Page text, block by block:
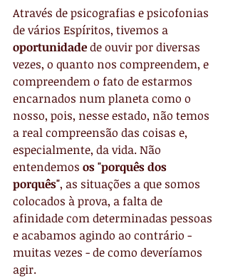
Através de psicografias e psicofonias
de vários Espíritos, tivemos a
oportunidade de ouvir por diversas
vezes, o quanto nos compreendem, e
compreendem o fato de estarmos
encarnados num planeta como o
nosso, pois, nesse estado, não temos
a real compreensão das coisas e,
especialmente, da vida. Não
entendemos os "porquês dos
porquês", as situações a que somos
colocados à prova, a falta de
afinidade com determinadas pessoas
e acabamos agindo ao contrário -
muitas vezes - de como deveríamos
agir.